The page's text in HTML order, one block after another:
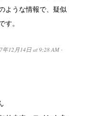
ような情報で、疑似
す。
年12月14日 at 9:28 AM ·